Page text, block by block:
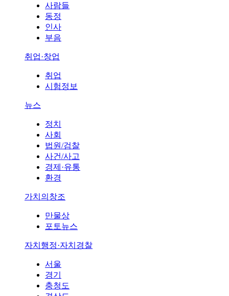
사람들
동정
인사
부음
취업·창업
취업
시험정보
뉴스
정치
사회
법원/검찰
사건/사고
경제·유통
환경
가치의창조
만물상
포토뉴스
자치행정·자치경찰
서울
경기
충청도